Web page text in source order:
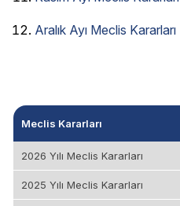
Meclis Kararları
2026 Yılı Meclis Kararları
2025 Yılı Meclis Kararları
Aralık Ayı Meclis Kararları